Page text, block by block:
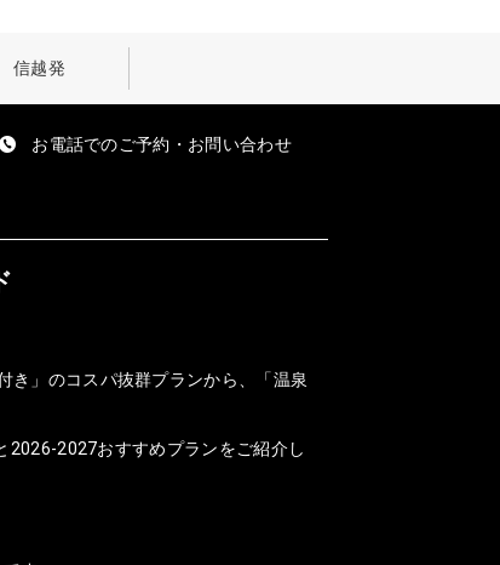
信越発
お電話でのご予約・お問い合わせ
き」のコスパ抜群プランから、「温泉
2026-2027おすすめプランをご紹介し